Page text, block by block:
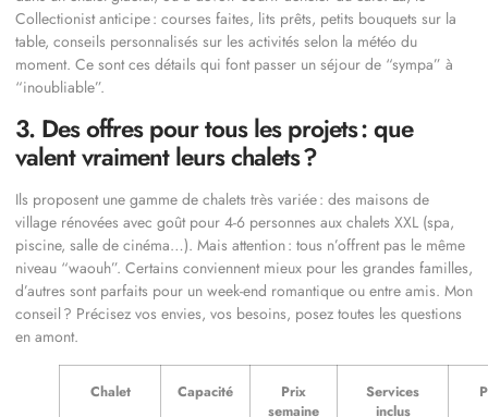
Collectionist anticipe : courses faites, lits prêts, petits bouquets sur la
table, conseils personnalisés sur les activités selon la météo du
moment. Ce sont ces détails qui font passer un séjour de “sympa” à
“inoubliable”.
3. Des offres pour tous les projets : que
valent vraiment leurs chalets ?
Ils proposent une gamme de chalets très variée : des maisons de
village rénovées avec goût pour 4-6 personnes aux chalets XXL (spa,
piscine, salle de cinéma…). Mais attention : tous n’offrent pas le même
niveau “waouh”. Certains conviennent mieux pour les grandes familles,
d’autres sont parfaits pour un week-end romantique ou entre amis. Mon
conseil ? Précisez vos envies, vos besoins, posez toutes les questions
en amont.
Chalet Capacité
Prix
semaine
Services
inclus